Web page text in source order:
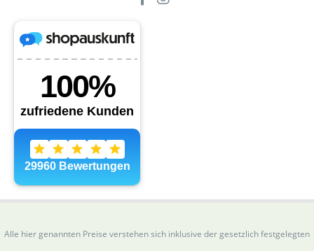
Alle hier genannten Preise verstehen sich inklusive der gesetzlich festgelegten